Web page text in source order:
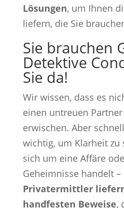
Lösungen, um Ihnen
liefern, die Sie
Sie brauchen
Detektive
Sie da!
Wir wissen, dass es
einen untreuen
erwischen. Aber
wichtig, um Klarheit zu
sich um eine Affäre
Geheimnisse handelt –
Privatermittler
handfesten Beweise,